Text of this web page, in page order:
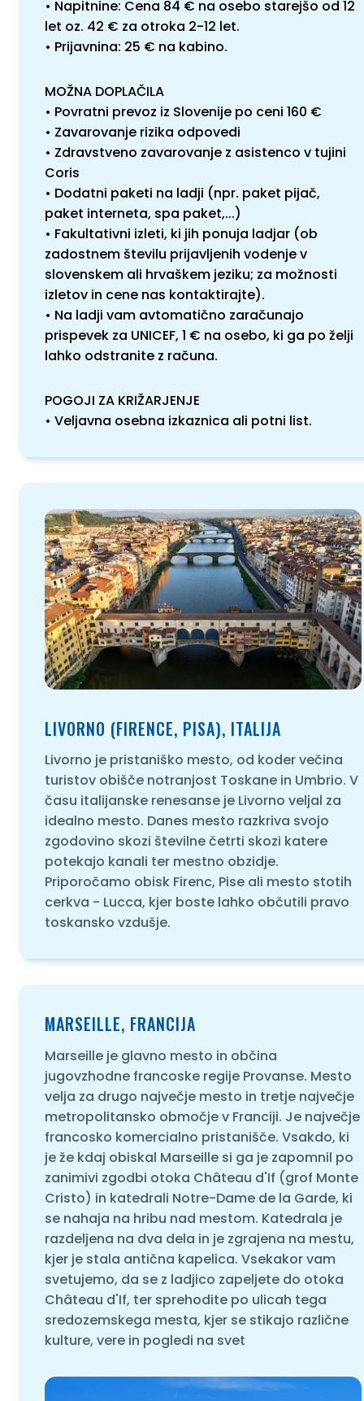
• Napitnine: Cena 84 € na osebo starejšo od 12
let oz. 42 € za otroka 2-12 let.
• Prijavnina: 25 € na kabino.
MOŽNA DOPLAČILA
• Povratni prevoz iz Slovenije po ceni 160 €
• Zavarovanje rizika odpovedi
• Zdravstveno zavarovanje z asistenco v tujini
Coris
• Dodatni paketi na ladji (npr. paket pijač,
paket interneta, spa paket,...)
• Fakultativni izleti, ki jih ponuja ladjar (ob
zadostnem številu prijavljenih vodenje v
slovenskem ali hrvaškem jeziku; za možnosti
izletov in cene nas kontaktirajte).
• Na ladji vam avtomatično zaračunajo
prispevek za UNICEF, 1 € na osebo, ki ga po želji
lahko odstranite z računa.
POGOJI ZA KRIŽARJENJE
• Veljavna osebna izkaznica ali potni list.
LIVORNO (FIRENCE, PISA), ITALIJA
Livorno je pristaniško mesto, od koder večina
turistov obišče notranjost Toskane in Umbrio. V
času italijanske renesanse je Livorno veljal za
idealno mesto. Danes mesto razkriva svojo
zgodovino skozi številne četrti skozi katere
potekajo kanali ter mestno obzidje.
Priporočamo obisk Firenc, Pise ali mesto stotih
cerkva - Lucca, kjer boste lahko občutili pravo
toskansko vzdušje.
MARSEILLE, FRANCIJA
Marseille je glavno mesto in občina
jugovzhodne francoske regije Provanse. Mesto
velja za drugo največje mesto in tretje največje
metropolitansko območje v Franciji. Je največje
francosko komercialno pristanišče. Vsakdo, ki
je že kdaj obiskal Marseille si ga je zapomnil po
zanimivi zgodbi otoka Château d'If (grof Monte
Cristo) in katedrali Notre-Dame de la Garde, ki
se nahaja na hribu nad mestom. Katedrala je
razdeljena na dva dela in je zgrajena na mestu,
kjer je stala antična kapelica. Vsekakor vam
svetujemo, da se z ladjico zapeljete do otoka
Château d'If, ter sprehodite po ulicah tega
sredozemskega mesta, kjer se stikajo različne
kulture, vere in pogledi na svet